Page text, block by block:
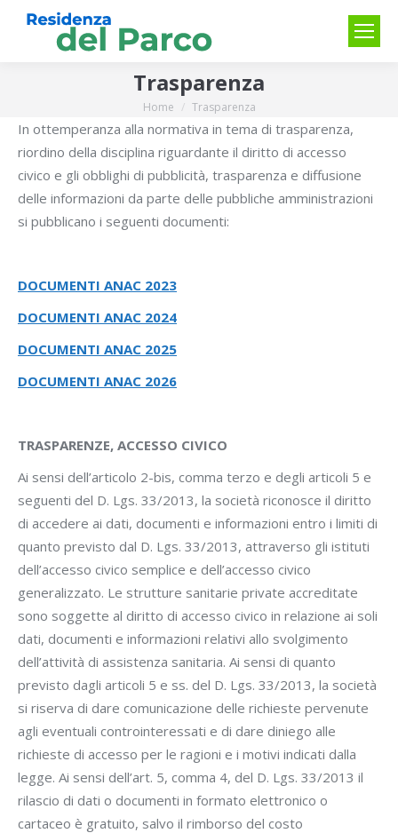
Trasparenza
Tu sei qui:
Home Trasparenza
In ottemperanza alla normativa in tema di trasparenza,
riordino della disciplina riguardante il diritto di accesso
civico e gli obblighi di pubblicità, trasparenza e diffusione
delle informazioni da parte delle pubbliche amministrazioni
si pubblicano i seguenti documenti:
DOCUMENTI ANAC 2023
DOCUMENTI ANAC 2024
DOCUMENTI ANAC 2025
DOCUMENTI ANAC 2026
TRASPARENZE, ACCESSO CIVICO
Ai sensi dell’articolo 2-bis, comma terzo e degli articoli 5 e
seguenti del D. Lgs. 33/2013, la società riconosce il diritto
di accedere ai dati, documenti e informazioni entro i limiti di
quanto previsto dal D. Lgs. 33/2013, attraverso gli istituti
dell’accesso civico semplice e dell’accesso civico
generalizzato. Le strutture sanitarie private accreditate
sono soggette al diritto di accesso civico in relazione ai soli
dati, documenti e informazioni relativi allo svolgimento
dell’attività di assistenza sanitaria. Ai sensi di quanto
previsto dagli articoli 5 e ss. del D. Lgs. 33/2013, la società
si riserva di dare comunicazione delle richieste pervenute
agli eventuali controinteressati e di dare diniego alle
richieste di accesso per le ragioni e i motivi indicati dalla
legge. Ai sensi dell’art. 5, comma 4, del D. Lgs. 33/2013 il
rilascio di dati o documenti in formato elettronico o
cartaceo è gratuito, salvo il rimborso del costo